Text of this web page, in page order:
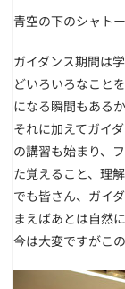
青空の下のシャト
ガイダンス期間は
どいろいろなこと
になる瞬間もある
それに加えてガイ
の講習も始まり、
た覚えること、理
でも皆さん、ガイ
まえばあとは自然
今は大変ですがこ